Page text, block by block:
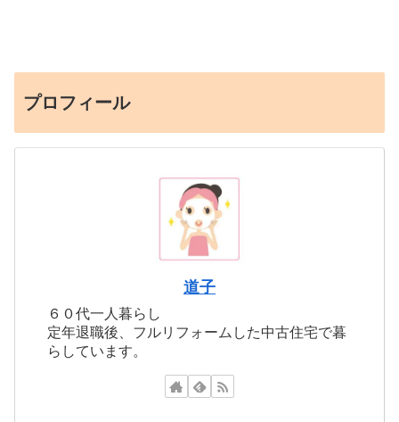
プロフィール
道子
６０代一人暮らし
定年退職後、フルリフォームした中古住宅で暮
らしています。